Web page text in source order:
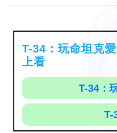
T-34：玩命坦克
上看
T-34：
T-